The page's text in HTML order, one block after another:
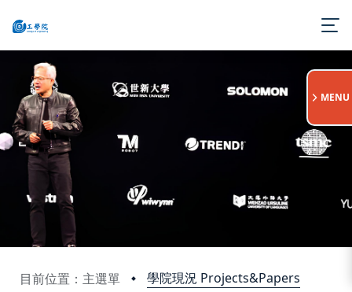
目前位置：主選單 學院現況 Projects&Papers
:::
MENU